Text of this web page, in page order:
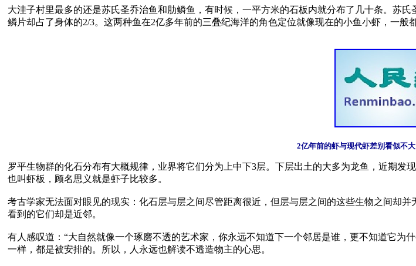
大洼子村里最多的还是苏氏圣乔治鱼和肋鳞鱼，有时候，一平方米的石板内就分布了几十条。苏
2亿年前的虾与现代虾差别看似不大
罗平生物群的化石分布有大概规律，业界将它们分为上中下3层。下层出土的大多为龙鱼，近期
也叫虾板，顾名思义就是虾子比较多。
考古学家无法面对眼见的现实：化石层与层之间尽管距离很近，但层与层之间的这些生物之间却
看到的它们却是近邻。
有人感叹道：“大自然就像一个琢磨不透的艺术家，你永远不知道下一个邻居是谁，更不知道它
一样，都是被安排的。所以，人永远也解读不透造物主的心思。